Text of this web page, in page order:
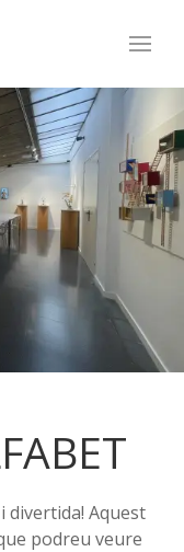
divertida! Aquest
podreu veure